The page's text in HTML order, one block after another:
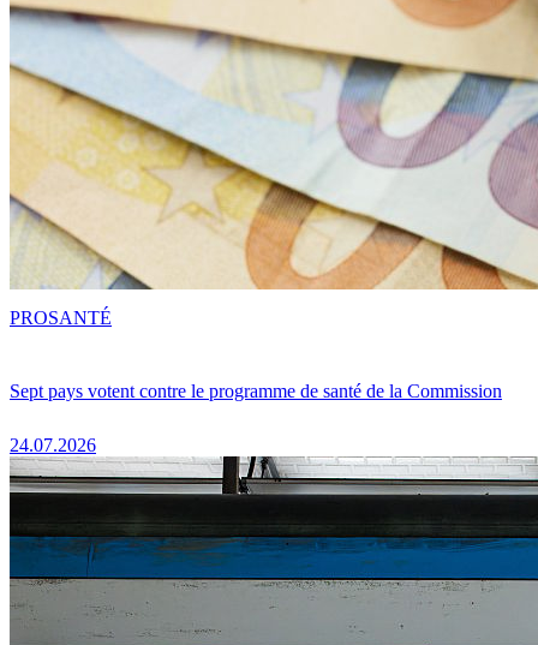
Sept pays votent contre le programme de santé de la Commission
24.07.2026
PROSANTÉ